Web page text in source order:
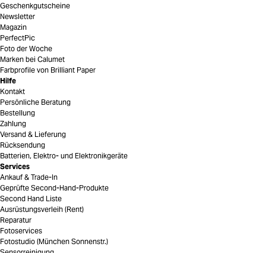
Geschenkgutscheine
Newsletter
Magazin
PerfectPic
Foto der Woche
Marken bei Calumet
Farbprofile von Brilliant Paper
Hilfe
Kontakt
Persönliche Beratung
Bestellung
Zahlung
Versand & Lieferung
Rücksendung
Batterien, Elektro- und Elektronikgeräte
Services
Ankauf & Trade-In
Geprüfte Second-Hand-Produkte
Second Hand Liste
Ausrüstungsverleih (Rent)
Reparatur
Fotoservices
Fotostudio (München Sonnenstr.)